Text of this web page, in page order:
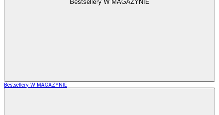
Bestsellery W MAGAZYNIE
Bestsellery W MAGAZYNIE